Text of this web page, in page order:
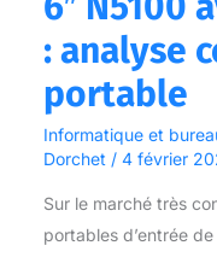
: analyse
portable
Informatique et
Dorchet / 4 février
Sur le marché très
portables d’entrée
du
portable